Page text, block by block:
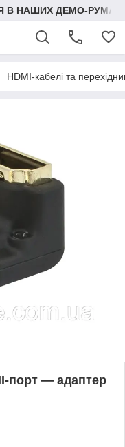
НАШИХ ДЕМО-РУМАХ
HDMI-кабелі та
порт — адаптер